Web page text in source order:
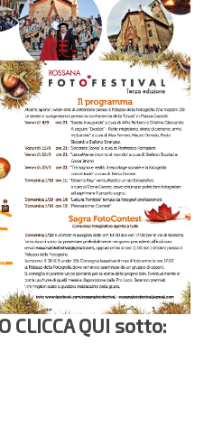
CLICCA QUI sotto: